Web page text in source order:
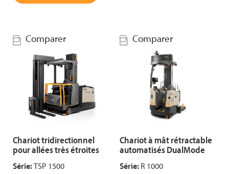
Comparer
Chariot tridirectionnel
pour allées très étroites
Série:TSP 1500
Comparer
Chariot à mât rétractable
automatisés DualMode
Série: R 1000